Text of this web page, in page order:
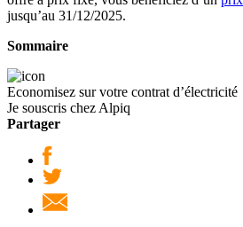
jusqu’au 31/12/2025.
Sommaire
Economisez sur votre contrat d’électricité
Je souscris chez Alpiq
Partager